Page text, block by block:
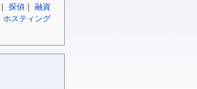
｜ 探偵 ｜ 融資
ホスティング